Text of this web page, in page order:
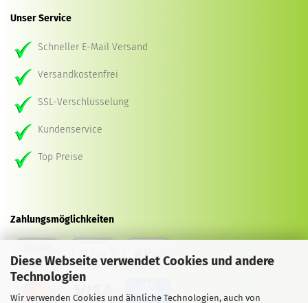
Diese Webseite verwendet Cookies und andere
Technologien
Wir verwenden Cookies und ähnliche Technologien, auch von
Unser Service
Schneller E-Mail Versand
Versandkostenfrei
SSL-Verschlüsselung
Kundenservice
Top Preise
Zahlungsmöglichkeiten